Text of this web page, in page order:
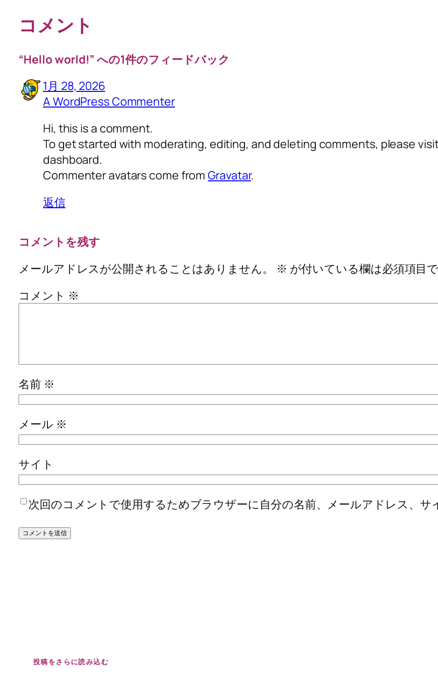
コメント
“Hello world!” への1件のフィードバック
1月 28, 2026
A WordPress Commenter
Hi, this is a comment.
To get started with moderating, editing, and deleting comments, please
dashboard.
Commenter avatars come fromGravatar.
返信
コメントを残す
メールアドレスが公開されることはありません。
※ が付いている欄は必須項目
コメント ※
名前 ※
メール ※
サイト
次回のコメントで使用するためブラウザーに自分の名前、メールアドレス、サ
投稿をさらに読み込む